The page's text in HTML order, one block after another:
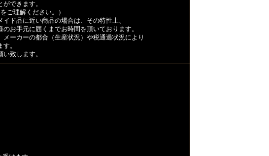
できます。
ご理解ください。）
ド品に近い商品の場合は、その特性上、
お手元に届くまでお時間を頂いております。
ーカーの都合（生産状況）や税通過状況により
。
致します。